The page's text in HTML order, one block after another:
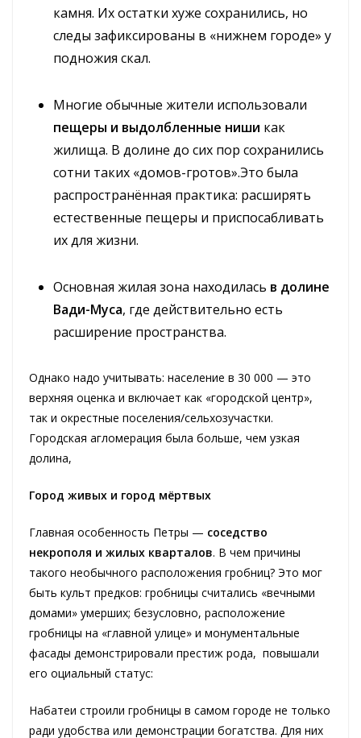
камня. Их остатки хуже сохранились, но
следы зафиксированы в «нижнем городе» у
подножия скал.
Многие обычные жители использовали
пещеры и выдолбленные ниши как
жилища. В долине до сих пор сохранились
сотни таких «домов-гротов».Это была
распространённая практика: расширять
естественные пещеры и приспосабливать
их для жизни.
Основная жилая зона находилась в долине
Вади-Муса, где действительно есть
расширение пространства.
Однако надо учитывать: население в 30 000 — это
верхняя оценка и включает как «городской центр»,
так и окрестные поселения/сельхозучастки.
Городская агломерация была больше, чем узкая
долина,
Город живых и город мёртвых
Главная особенность Петры — соседство
некрополя и жилых кварталов. В чем причины
такого необычного расположения гробниц? Это мог
быть культ предков: гробницы считались «вечными
домами» умерших; безусловно, расположение
гробницы на «главной улице» и монументальные
фасады демонстрировали престиж рода, повышали
его оциальный статус:
Набатеи строили гробницы в самом городе не только
ради удобства или демонстрации богатства. Для них